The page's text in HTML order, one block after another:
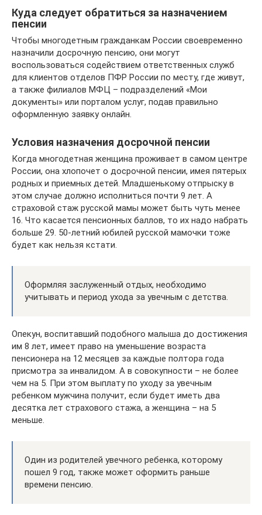
Куда следует обратиться за назначением
пенсии
Чтобы многодетным гражданкам России своевременно
назначили досрочную пенсию, они могут
воспользоваться содействием ответственных служб
для клиентов отделов ПФР России по месту, где живут,
а также филиалов МФЦ – подразделений «Мои
документы» или порталом услуг, подав правильно
оформленную заявку онлайн.
Условия назначения досрочной пенсии
Когда многодетная женщина проживает в самом центре
России, она хлопочет о досрочной пенсии, имея пятерых
родных и приемных детей. Младшенькому отпрыску в
этом случае должно исполниться почти 9 лет. А
страховой стаж русской мамы может быть чуть менее
16. Что касается пенсионных баллов, то их надо набрать
больше 29. 50-летний юбилей русской мамочки тоже
будет как нельзя кстати.
Оформляя заслуженный отдых, необходимо
учитывать и период ухода за увечным с детства.
Опекун, воспитавший подобного малыша до достижения
им 8 лет, имеет право на уменьшение возраста
пенсионера на 12 месяцев за каждые полтора года
присмотра за инвалидом. А в совокупности – не более
чем на 5. При этом выплату по уходу за увечным
ребенком мужчина получит, если будет иметь два
десятка лет страхового стажа, а женщина – на 5
меньше.
Один из родителей увечного ребенка, которому
пошел 9 год, также может оформить раньше
времени пенсию.